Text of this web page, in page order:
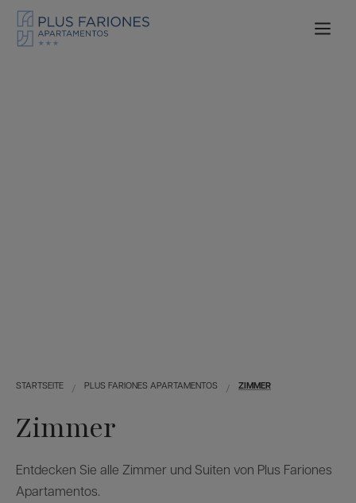
STARTSEITE PLUS FARIONES APARTAMENTOS ZIMMER
Zimmer
Entdecken Sie alle Zimmer und Suiten von Plus Fariones
Apartamentos.